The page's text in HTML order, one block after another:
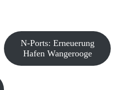
N-Ports: Erneuerung
Hafen Wangerooge